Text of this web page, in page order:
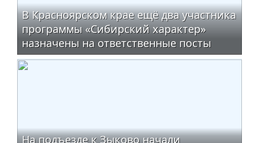
В Красноярском крае ещё два участника
программы «Сибирский характер»
назначены на ответственные посты
На подъезде к Зыково начали